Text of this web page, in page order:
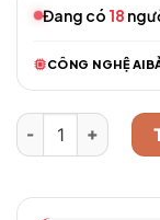
Đang có 18
CÔNG NGHỆ AI
Camera An Ninh